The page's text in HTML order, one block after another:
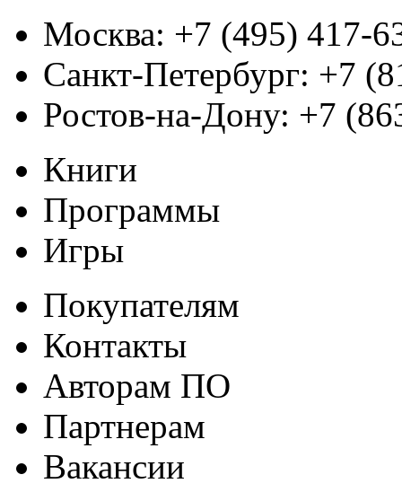
Москва: +7 (495) 417-
Санкт-Петербург: +7
Ростов-на-Дону: +7
Книги
Программы
Игры
Покупателям
Контакты
Авторам ПО
Партнерам
Вакансии